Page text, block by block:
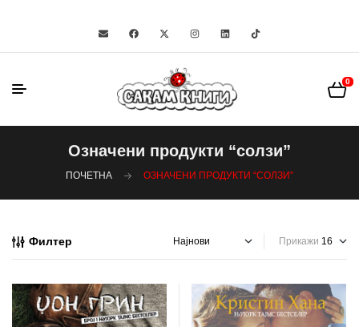
0
Означени продукти “солзи”
ПОЧЕТНА ОЗНАЧЕНИ ПРОДУКТИ “СОЛЗИ”
Филтер Прикажи